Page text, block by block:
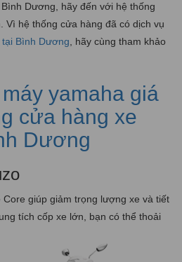
Dương, hãy đến với hệ thống
Vì hệ thống cửa hàng đã có dịch vụ
Bình Dương , hãy cùng tham khảo
yamaha giá
cửa hàng xe
Dương
giúp giảm trọng lượng xe và tiết
tích cốp xe lớn, bạn có thể thoải